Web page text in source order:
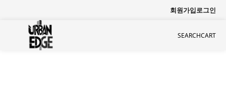
회원가입로그인
SEARCHCART